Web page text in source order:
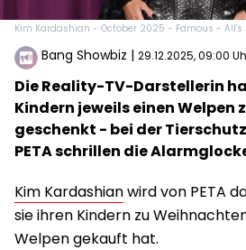
Kim Kardashian - October 2025 - Famous - All's
Bang Showbiz | 29.12.2025, 09:00
Die Reality-TV-Darstellerin
Kindern jeweils einen Welpen
geschenkt - bei der
PETA schrillen die
Kim Kardashianwird von PETA
sie ihren Kindern zu
Welpen gekauft hat.